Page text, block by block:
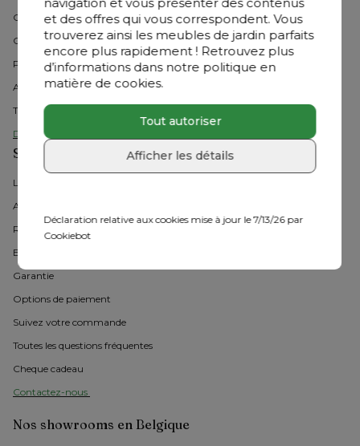
et des offres qui vous correspondent. Vous
trouverez ainsi les meubles de jardin parfaits
encore plus rapidement ! Retrouvez plus
d’informations dans notre politique en
matière de cookies.
Tout autoriser
Afficher les détails
Déclaration relative aux cookies mise à jour le 7/13/26 par
Cookiebot
Chaises de jardin
Chaises longues
Parasols
Accessoires
Tous les actions
Découvrez tous les meubles de jardin
Service clientèle
Les services de livraison
Annuler et retourner
Réparation
Entretien
Garantie
Options de paiement
Suivez votre commande
Toutes les questions fréquentes
Cheque cadeau
Contactez-nous
Nos showrooms en Belgique